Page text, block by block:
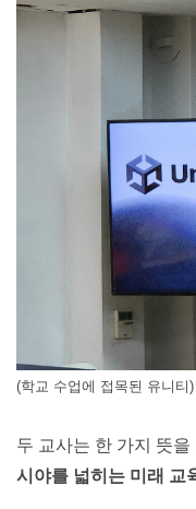
(학교 수업에 접목된 유니티)
두 교사는 한 가지 뜻
시야를 넓히는 미래 교